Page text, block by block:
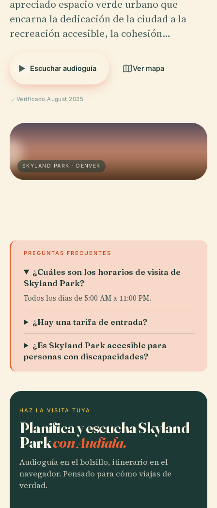
apreciado espacio verde urbano que
encarna la dedicación de la ciudad a la
recreación accesible, la cohesión…
Escuchar audioguía Ver mapa
Verificado August 2025
SKYLAND PARK · DENVER
PREGUNTAS FRECUENTES
¿Cuáles son los horarios de visita de
Skyland Park?
Todos los días de 5:00 AM a 11:00 PM.
¿Hay una tarifa de entrada?
¿Es Skyland Park accesible para
personas con discapacidades?
HAZ LA VISITA TUYA
Planifica y escucha Skyland
Parkcon Audiala.
Audioguía en el bolsillo, itinerario en el
navegador. Pensado para cómo viajas de
verdad.